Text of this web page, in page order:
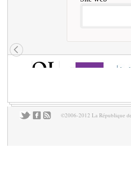
©2006-2012 La République